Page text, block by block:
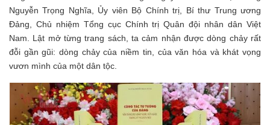
Nguyễn Trọng Nghĩa, Ủy viên Bộ Chính trị, Bí thư Trung ương
Đảng, Chủ nhiệm Tổng cục Chính trị Quân đội nhân dân Việt
Nam. Lật mở từng trang sách, ta cảm nhận được dòng chảy rất
đỗi gần gũi: dòng chảy của niềm tin, của văn hóa và khát vọng
vươn mình của một dân tộc.